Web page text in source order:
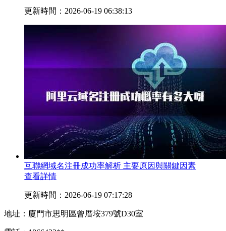
更新時間：2026-06-19 06:38:13
互聯網域名注冊成功率解析 主要原因與關鍵因素
查看詳情
更新時間：2026-06-19 07:17:28
地址：廈門市思明區曾厝垵379號D30室